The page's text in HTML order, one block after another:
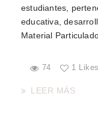
estudiantes,
educativa,
Material
74 1 Likes
LEER MÁS